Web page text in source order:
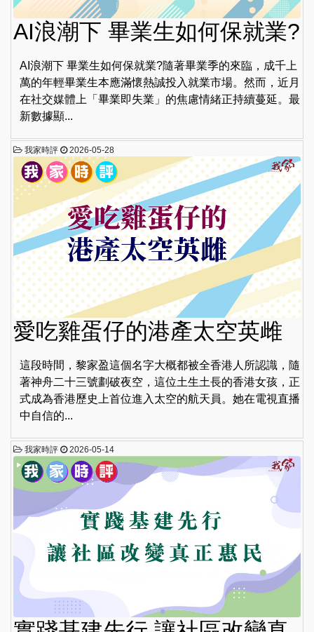
AI浪潮下 畢業生如何保就業?
AI浪潮下 畢業生如何保就業?隨著畢業季的來臨，成千上
萬的年輕畢業生本應滿懷熱誠投入就業市場。然而，近月
在社交媒體上「畢業即失業」的焦慮情緒正持續蔓延。最
新數據顯...
我家時評 2026-05-28
愛吃雞蛋仔的港產太空英雌
這段時間，黎家盈這個名字大概都被全香港人所認識，隨
著神舟二十三號劃破夜空，這位土生土長的香港女孩，正
式成為香港歷史上首位進入太空的航天員。她在電視直播
中自信的...
我家時評 2026-05-14